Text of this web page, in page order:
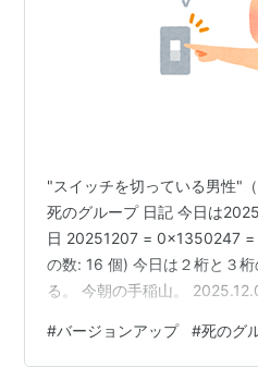
"スイッチを切っている男性"
死のグループ 日記 今日は
日 20251207 = 0x1350247
の数: 16 個) 今日は２桁と３
る。 今朝の手稲山。
初の方で本体のバージョンア
くつかの説明を経て今使って
#バージョンアップ #死のグ